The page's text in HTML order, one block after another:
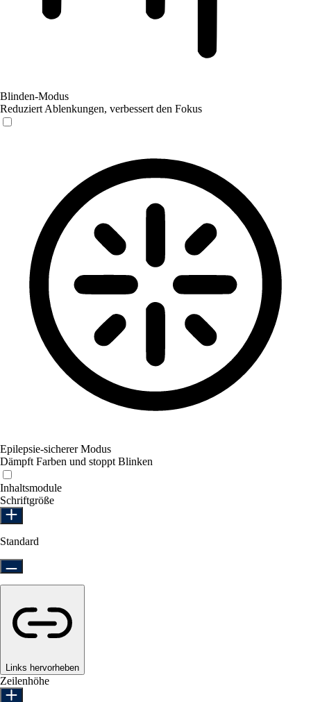
Blinden-Modus
Reduziert Ablenkungen, verbessert den Fokus
Epilepsie-sicherer Modus
Dämpft Farben und stoppt Blinken
Inhaltsmodule
Schriftgröße
Standard
Links hervorheben
Zeilenhöhe